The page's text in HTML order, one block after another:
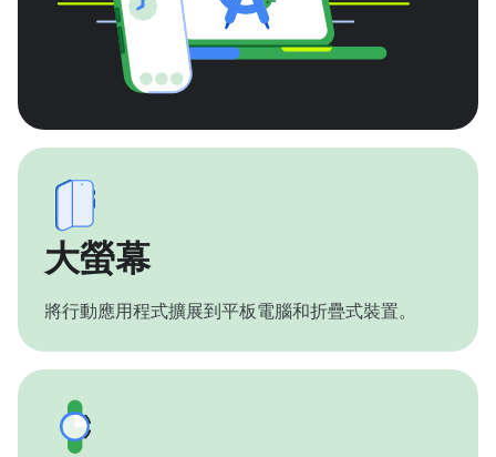
大螢幕
將行動應用程式擴展到平板電腦和折疊式裝置。